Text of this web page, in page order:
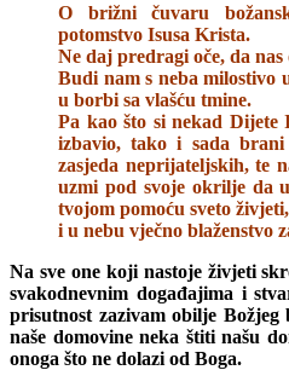
O brižni čuvaru
potomstvo Isusa Krista.
Ne daj predragi oče, da
Budi nam s neba milostivo
u borbi sa vlašću tmine.
Pa kao što si nekad Dijete
izbavio, tako i sada
zasjeda neprijateljskih, te
uzmi pod svoje okrilje da
tvojom pomoću sveto
i u nebu vječno blaženstvo
Na sve one koji nastoje živjeti
svakodnevnim događajima i
prisutnost zazivam obilje Božjeg
naše domovine neka štiti našu
onoga što ne dolazi od Boga.